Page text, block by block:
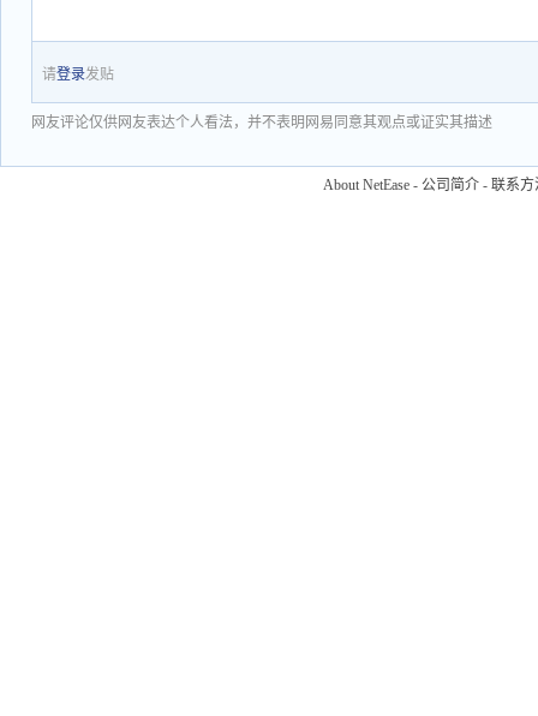
请登录发贴
网友评论仅供网友表达个人看法，并不表明网易同意其观点或证实其描述
About NetEase - 公司简介 - 联系方